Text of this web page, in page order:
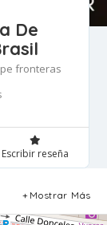
De
fronteras
Escribir reseña
Mostrar Más